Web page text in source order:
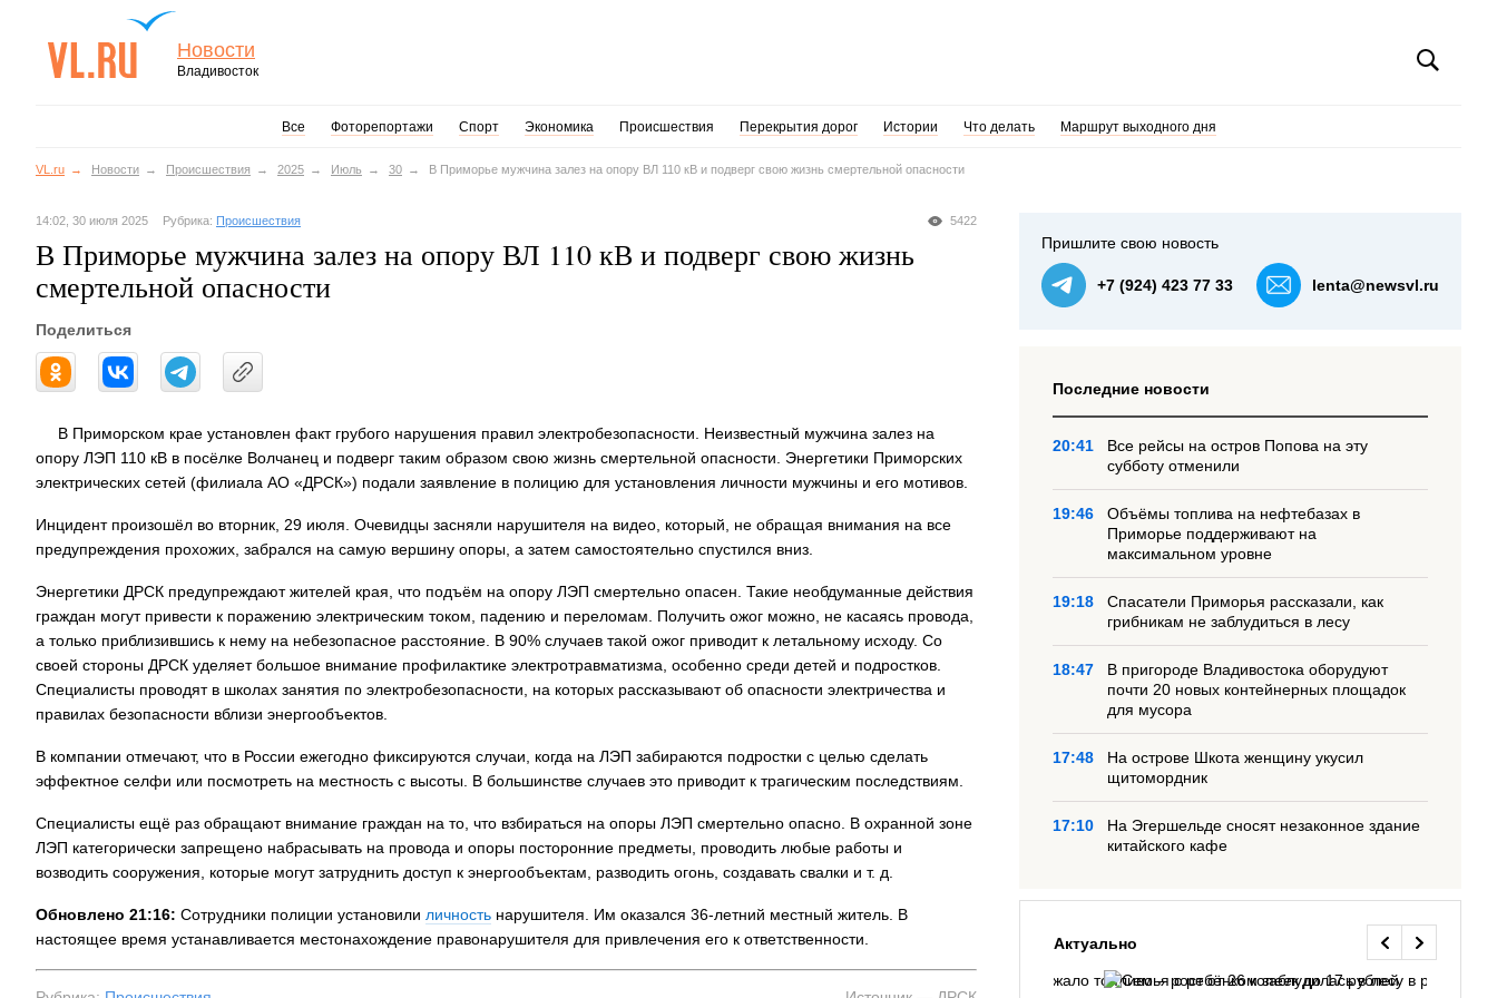
Новости
Владивосток
Все Фоторепортажи Спорт Экономика Происшествия Перекрытия дорог Истории Что делать Маршрут выходного дня
VL.ru Новости Происшествия 2025 Июль 30 В Приморье мужчина залез на опору ВЛ 110 кВ и подверг свою жизнь смертельной опасности
5422
14:02, 30 июля 2025 Рубрика: Происшествия
В Приморье мужчина залез на опору ВЛ 110 кВ и подверг свою жизнь
смертельной опасности
Поделиться
В Приморском крае установлен факт грубого нарушения правил электробезопасности. Неизвестный мужчина залез на
опору ЛЭП 110 кВ в посёлке Волчанец и подверг таким образом свою жизнь смертельной опасности. Энергетики Приморских
электрических сетей (филиала АО «ДРСК») подали заявление в полицию для установления личности мужчины и его мотивов.
Инцидент произошёл во вторник, 29 июля. Очевидцы засняли нарушителя на видео, который, не обращая внимания на все
предупреждения прохожих, забрался на самую вершину опоры, а затем самостоятельно спустился вниз.
Энергетики ДРСК предупреждают жителей края, что подъём на опору ЛЭП смертельно опасен. Такие необдуманные действия
граждан могут привести к поражению электрическим током, падению и переломам. Получить ожог можно, не касаясь провода,
а только приблизившись к нему на небезопасное расстояние. В 90% случаев такой ожог приводит к летальному исходу. Со
своей стороны ДРСК уделяет большое внимание профилактике электротравматизма, особенно среди детей и подростков.
Специалисты проводят в школах занятия по электробезопасности, на которых рассказывают об опасности электричества и
правилах безопасности вблизи энергообъектов.
В компании отмечают, что в России ежегодно фиксируются случаи, когда на ЛЭП забираются подростки с целью сделать
эффектное селфи или посмотреть на местность с высоты. В большинстве случаев это приводит к трагическим последствиям.
Специалисты ещё раз обращают внимание граждан на то, что взбираться на опоры ЛЭП смертельно опасно. В охранной зоне
ЛЭП категорически запрещено набрасывать на провода и опоры посторонние предметы, проводить любые работы и
возводить сооружения, которые могут затруднить доступ к энергообъектам, разводить огонь, создавать свалки и т. д.
Обновлено 21:16: Сотрудники полиции установили личность нарушителя. Им оказался 36-летний местный житель. В
настоящее время устанавливается местонахождение правонарушителя для привлечения его к ответственности.
Пришлите свою новость
+7 (924) 423 77 33 lenta@newsvl.ru
Последние новости
20:41
Все рейсы на остров Попова на эту
субботу отменили
19:46
Объёмы топлива на нефтебазах в
Приморье поддерживают на
максимальном уровне
19:18
Спасатели Приморья рассказали, как
грибникам не заблудиться в лесу
18:47
В пригороде Владивостока оборудуют
почти 20 новых контейнерных площадок
для мусора
17:48
На острове Шкота женщину укусил
щитомордник
17:10
На Эгершельде сносят незаконное здание
китайского кафе
Актуально